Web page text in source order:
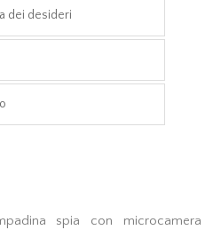
spia con microcamera